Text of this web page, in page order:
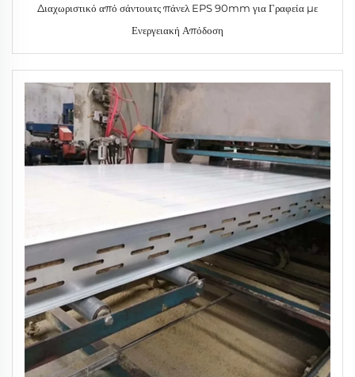
Διαχωριστικό από σάντουιτς πάνελ EPS 90mm για Γραφεία με
Ενεργειακή Απόδοση